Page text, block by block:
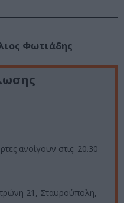
Φωτιάδης
ανοίγουν στις: 20.30
21, Σταυρούπολη,